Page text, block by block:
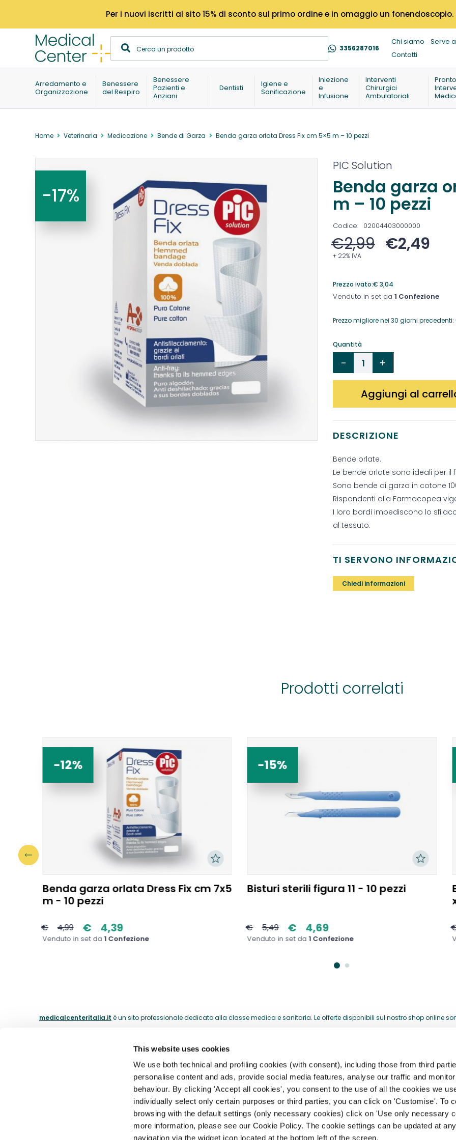
This website uses cookies
We use both technical and profiling cookies (with consent), including those from third
personalise content and ads, provide social media features, analyse our traffic and
behaviour. By clicking 'Accept all cookies', you consent to the use of all the cookies we
individually select only certain purposes or third parties, you can click on 'Customise'. To
browsing with the default settings (only necessary cookies) click on 'Use only necessary
more information, please see our Cookie Policy. The cookie settings can be updated at
navigation via the widget icon located at the bottom left of the screen.
Per i nuovi iscritti al sito 15% di sconto sul primo ordine e in omaggio un fonendoscopio.
3356287016
Chi siamo
Serve
Contatti
Arredamento e
Organizzazione
Benessere
del Respiro
Benessere
Pazienti e
Anziani
Dentisti
Igiene e
Sanificazione
Iniezione
e
Infusione
Interventi
Chirurgici
Ambulatoriali
Pronto
Home Veterinaria Medicazione Bende di Garza Benda garza orlata Dress Fix cm 5×5 m – 10 pezzi
-17%
PIC Solution
Benda garza
m – 10 pezzi
Codice: 02004403000000
€2,99 €2,49
+ 22% IVA
Prezzo ivato:€ 3,04
Venduto in set da 1 Confezione
Prezzo migliore nei 30 giorni precedenti:
Quantità
Aggiungi al
DESCRIZIONE
Bende orlate.
Le bende orlate sono ideali per il
Sono bende di garza in cotone
Rispondenti alla Farmacopea
I loro bordi impediscono lo
al tessuto.
TI SERVONO
Chiedi informazioni
Prodotti correlati
-12%
Benda garza orlata Dress Fix cm 7x5
m - 10 pezzi
€ 4,99 € 4,39
Venduto in set da1 Confezione
-15%
Bisturi sterili figura 11 - 10 pezzi
€ 5,49 € 4,69
Venduto in set da1 Confezione
medicalcenteritalia.it è un sito professionale dedicato alla classe medica e sanitaria. Le offerte disponibili sul nostro shop online
Il catalogo dei medici dal 1974.
ABOUT
La nostra storia
I nostri marchi
Contatti
Accessibilità
HELP CENTER
Registrazione, Profilo e
Spedizioni, Consegne e Resi
Pagamento e Fatturazione